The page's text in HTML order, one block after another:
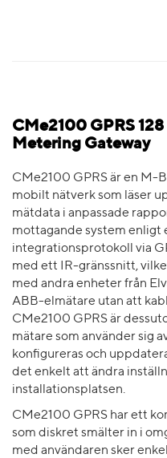
CMe2100 GPRS
Metering Gateway
CMe2100 GPRS är en M-
mobilt nätverk som läser
mätdata i anpassade
mottagande system enligt
integrationsprotokoll via
med ett IR-gränssnitt,
med andra enheter från
ABB-elmätare utan att
CMe2100 GPRS är
mätare som använder sig
konfigureras och
det enkelt att ändra
installationsplatsen.
CMe2100 GPRS har ett
som diskret smälter in i
med användaren sker